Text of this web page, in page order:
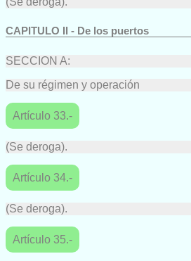
CAPITULO II - De los puertos
SECCION A:
De su régimen y operación
Artículo 33.-
(Se deroga).
Artículo 34.-
(Se deroga).
Artículo 35.-